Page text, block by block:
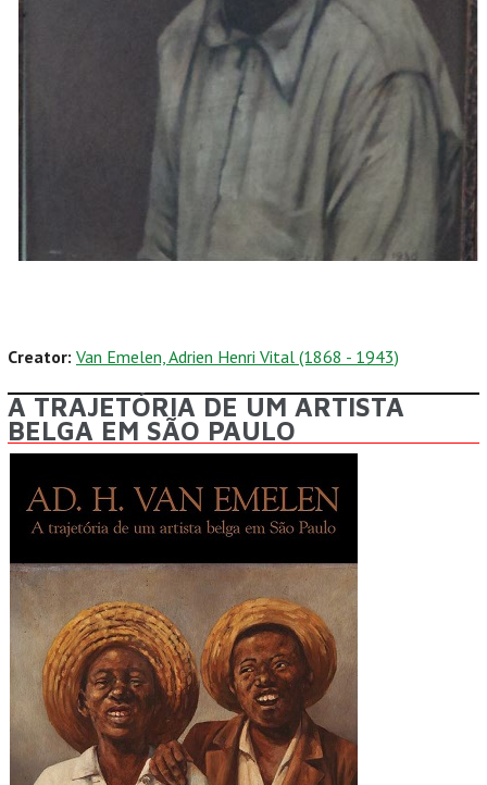
Creator: Van Emelen, Adrien Henri Vital (1868 - 1943)
A TRAJETÓRIA DE UM ARTISTA
BELGA EM SÃO PAULO